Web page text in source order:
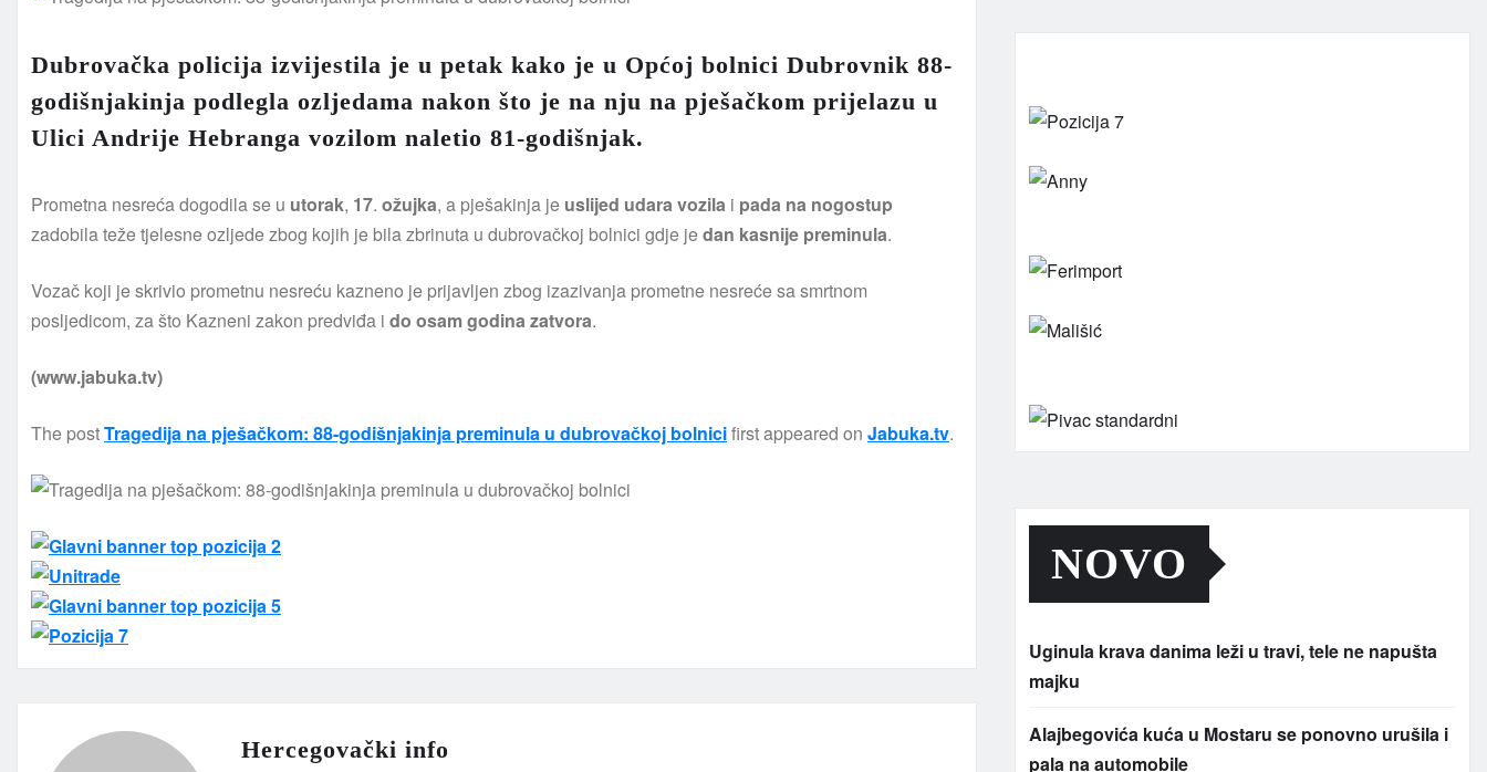
Dubrovačka policija izvijestila je u petak kako je u Općoj bolnici Dubrovnik 88-
godišnjakinja podlegla ozljedama nakon što je na nju na pješačkom prijelazu u
Ulici Andrije Hebranga vozilom naletio 81-godišnjak.
Prometna nesreća dogodila se u utorak, 17. ožujka, a pješakinja je uslijed udara vozila i pada na nogostup
zadobila teže tjelesne ozljede zbog kojih je bila zbrinuta u dubrovačkoj bolnici gdje jedan kasnije preminula.
Vozač koji je skrivio prometnu nesreću kazneno je prijavljen zbog izazivanja prometne nesreće sa smrtnom
posljedicom, za što Kazneni zakon predviđa i do osam godina zatvora.
(www.jabuka.tv)
The postTragedija na pješačkom: 88-godišnjakinja preminula u dubrovačkoj bolnicifirst appeared on Jabuka.tv.
Hercegovački info
NOVO
Uginula krava danima leži u travi, tele ne napušta
majku
Alajbegovića kuća u Mostaru se ponovno urušila i
pala na automobile